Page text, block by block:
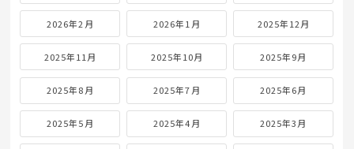
2026年2月 2026年1月 2025年12月
2025年11月 2025年10月 2025年9月
2025年8月 2025年7月 2025年6月
2025年5月 2025年4月 2025年3月